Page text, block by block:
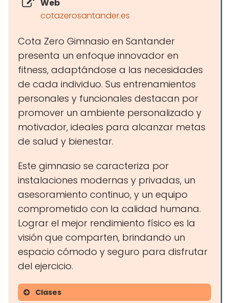
Web
cotazerosantander.es
Cota Zero Gimnasio en Santander
presenta un enfoque innovador en
fitness, adaptándose a las necesidades
de cada individuo. Sus entrenamientos
personales y funcionales destacan por
promover un ambiente personalizado y
motivador, ideales para alcanzar metas
de salud y bienestar.
Este gimnasio se caracteriza por
instalaciones modernas y privadas, un
asesoramiento continuo, y un equipo
comprometido con la calidad humana.
Lograr el mejor rendimiento físico es la
visión que comparten, brindando un
espacio cómodo y seguro para disfrutar
del ejercicio.
Clases